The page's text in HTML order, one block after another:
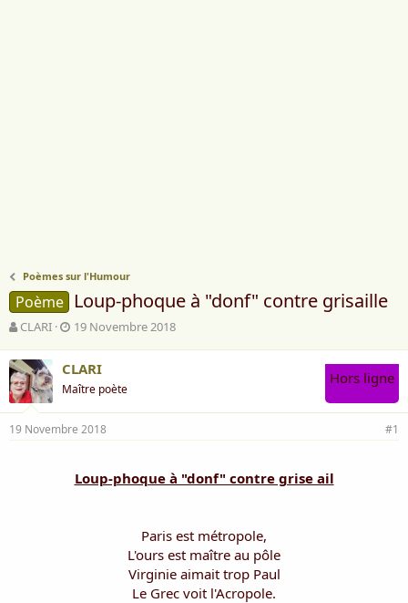
Poèmes sur l'Humour
Poème Loup-phoque à "donf" contre grisaille
A
t
e
u
r
d
e
CLARI
D
e
d
d
é
u
t
19 Novembre 2018
CLARI
Maître poète
Hors ligne
19 Novembre 2018 #1
Loup-phoque à "donf" contre grise ail
Paris est métropole,
L'ours est maître au pôle
Virginie aimait trop Paul
Le Grec voit l'Acropole.